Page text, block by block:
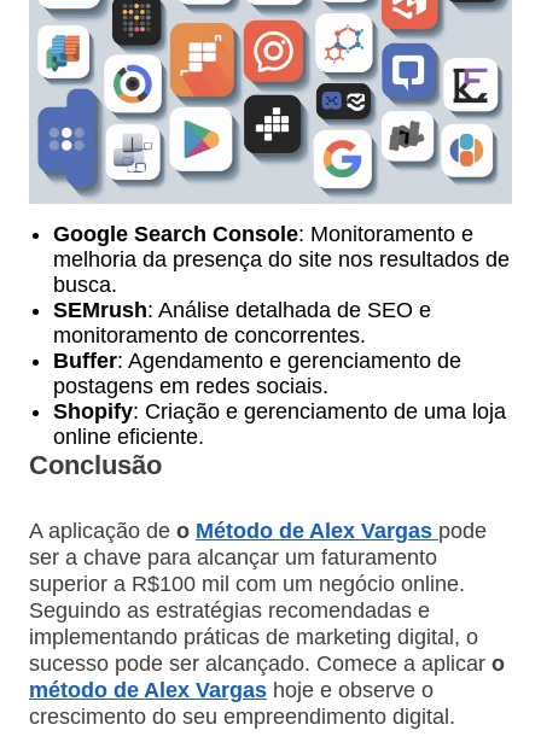
Google Search Console: Monitoramento e
melhoria da presença do site nos resultados de
busca.
SEMrush: Análise detalhada de SEO e
monitoramento de concorrentes.
Buffer: Agendamento e gerenciamento de
postagens em redes sociais.
Shopify: Criação e gerenciamento de uma loja
online eficiente.
Conclusão
A aplicação de o Método de Alex Vargas pode
ser a chave para alcançar um faturamento
superior a R$100 mil com um negócio online.
Seguindo as estratégias recomendadas e
implementando práticas de marketing digital, o
sucesso pode ser alcançado. Comece a aplicar o
método de Alex Vargashoje e observe o
crescimento do seu empreendimento digital.